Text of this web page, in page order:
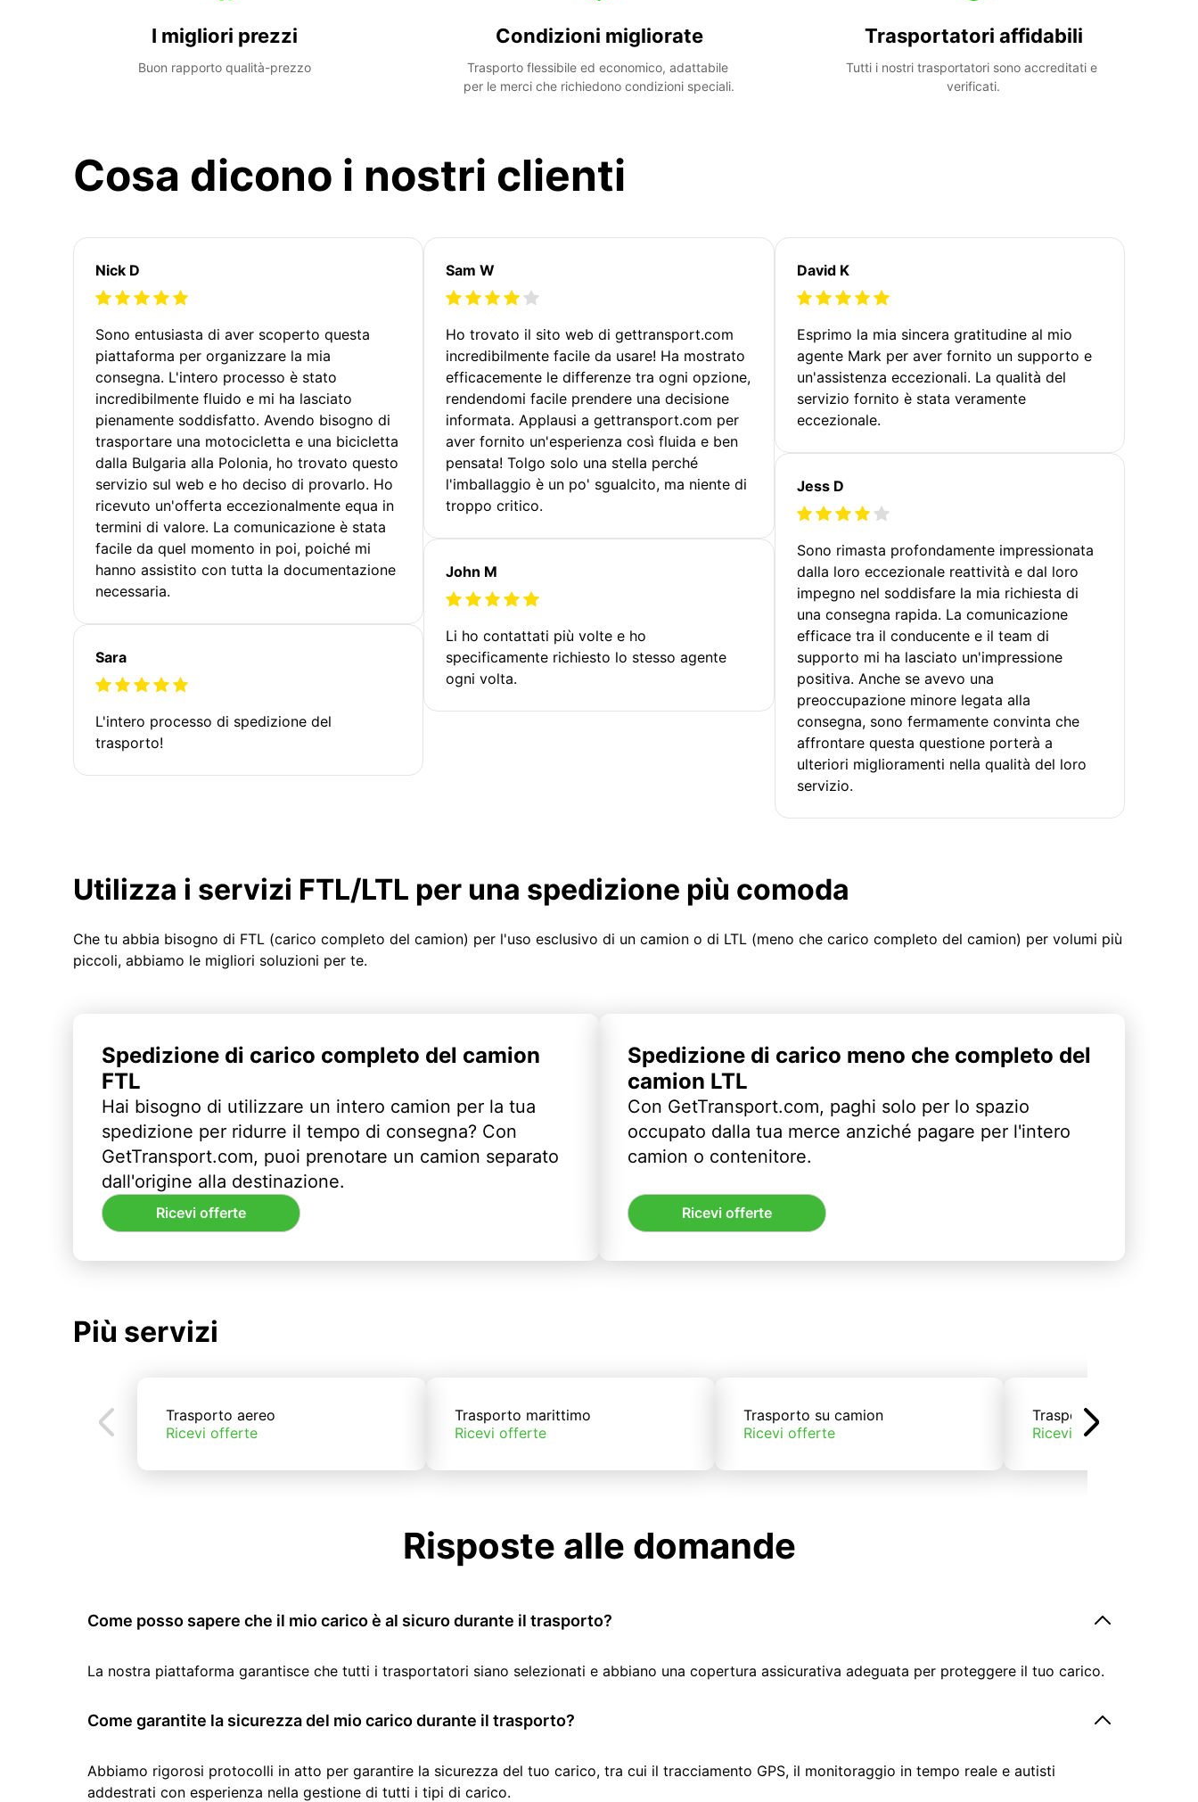
I migliori prezzi
Buon rapporto qualità-prezzo
Condizioni migliorate
Trasporto flessibile ed economico, adattabile
per le merci che richiedono condizioni speciali.
Trasportatori affidabili
Tutti i nostri trasportatori sono accreditati e
verificati.
Cosa dicono i nostri clienti
Nick D
Sono entusiasta di aver scoperto questa
piattaforma per organizzare la mia
consegna. L'intero processo è stato
incredibilmente fluido e mi ha lasciato
pienamente soddisfatto. Avendo bisogno di
trasportare una motocicletta e una bicicletta
dalla Bulgaria alla Polonia, ho trovato questo
servizio sul web e ho deciso di provarlo. Ho
ricevuto un'offerta eccezionalmente equa in
termini di valore. La comunicazione è stata
facile da quel momento in poi, poiché mi
hanno assistito con tutta la documentazione
necessaria.
Sara
L'intero processo di spedizione del
trasporto!
Sam W
Ho trovato il sito web di gettransport.com
incredibilmente facile da usare! Ha mostrato
efficacemente le differenze tra ogni opzione,
rendendomi facile prendere una decisione
informata. Applausi a gettransport.com per
aver fornito un'esperienza così fluida e ben
pensata! Tolgo solo una stella perché
l'imballaggio è un po' sgualcito, ma niente di
troppo critico.
John M
Li ho contattati più volte e ho
specificamente richiesto lo stesso agente
ogni volta.
David K
Esprimo la mia sincera gratitudine al mio
agente Mark per aver fornito un supporto e
un'assistenza eccezionali. La qualità del
servizio fornito è stata veramente
eccezionale.
Jess D
Sono rimasta profondamente impressionata
dalla loro eccezionale reattività e dal loro
impegno nel soddisfare la mia richiesta di
una consegna rapida. La comunicazione
efficace tra il conducente e il team di
supporto mi ha lasciato un'impressione
positiva. Anche se avevo una
preoccupazione minore legata alla
consegna, sono fermamente convinta che
affrontare questa questione porterà a
ulteriori miglioramenti nella qualità del loro
servizio.
Utilizza i servizi FTL/LTL per una spedizione più comoda
Che tu abbia bisogno di FTL (carico completo del camion) per l'uso esclusivo di un camion o di LTL (meno che carico completo del camion) per volumi più
piccoli, abbiamo le migliori soluzioni per te.
Spedizione di carico completo del camion
FTL
Hai bisogno di utilizzare un intero camion per la tua
spedizione per ridurre il tempo di consegna? Con
GetTransport.com, puoi prenotare un camion separato
dall'origine alla destinazione.
Ricevi offerte
Spedizione di carico meno che completo del
camion LTL
Con GetTransport.com, paghi solo per lo spazio
occupato dalla tua merce anziché pagare per l'intero
camion o contenitore.
Ricevi offerte
Più servizi
Trasporto aereo
Ricevi offerte
Trasporto marittimo
Ricevi offerte
Trasporto su camion
Ricevi offerte
Trasporto su treno
Ricevi offerte
Risposte alle domande
Come posso sapere che il mio carico è al sicuro durante il trasporto?
La nostra piattaforma garantisce che tutti i trasportatori siano selezionati e abbiano una copertura assicurativa adeguata per proteggere il tuo carico.
Come garantite la sicurezza del mio carico durante il trasporto?
Abbiamo rigorosi protocolli in atto per garantire la sicurezza del tuo carico, tra cui il tracciamento GPS, il monitoraggio in tempo reale e autisti
addestrati con esperienza nella gestione di tutti i tipi di carico.